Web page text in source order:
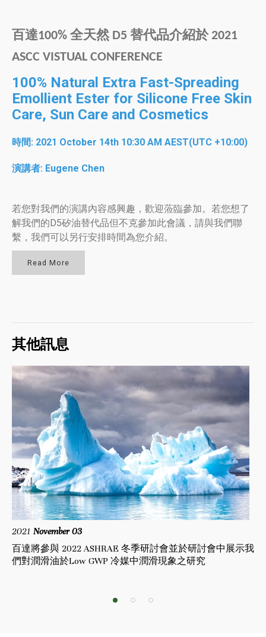
百達100% 全天然 D5 替代品介紹於 2021
ASCC VISTUAL CONFERENCE
100% Natural Extra Fast-Spreading
Emollient Ester for Silicone Free Skin
Care, Sun Care and Cosmetics
時間: 2021 October 14th 10:30 AM AEST(UTC +10:00)
演講者: Eugene Chen
若您對我們的演講內容感興趣，歡迎蒞臨參加。若您想了
解我們的D5矽油替代品但不克參加此會議，請與我們聯
繫，我們可以另行安排時間為您介紹。
Read More
其他訊息
2021 November 03
百達將參與 2022 ASHRAE 冬季研討會並於研討會中展示我
們對潤滑油於Low GWP 冷媒中潤滑現象之研究
1 2 3